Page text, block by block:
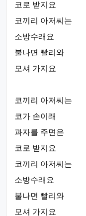
코로 받지요
코끼리 아저씨는
소방수래요
불나면 빨리와
모셔 가지요
코끼리 아저씨는
코가 손이래
과자를 주면은
코로 받지요
코끼리 아저씨는
소방수래요
불나면 빨리와
모셔 가지요